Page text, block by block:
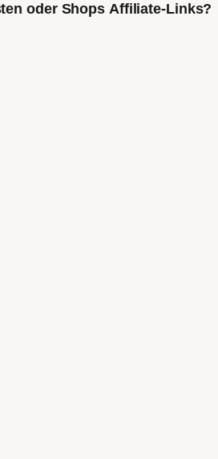
oder Shops Affiliate-Links?